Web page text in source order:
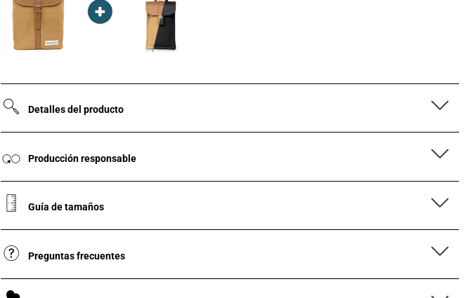
Detalles del producto
Producción responsable
Guía de tamaños
Preguntas frecuentes